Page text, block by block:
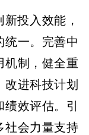
投入效能，
统一。完善中
机制，健全重
进科技计划
效评估。引
社会力量支持